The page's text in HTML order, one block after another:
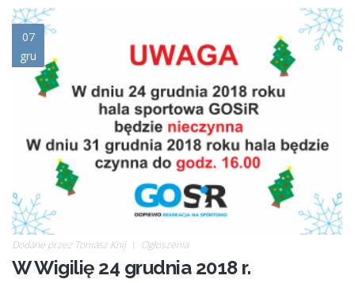
07
gru
nieczynne24.png
Dodane przez Tomasz Knij Ogłoszenia
W Wigilię 24 grudnia 2018 r.